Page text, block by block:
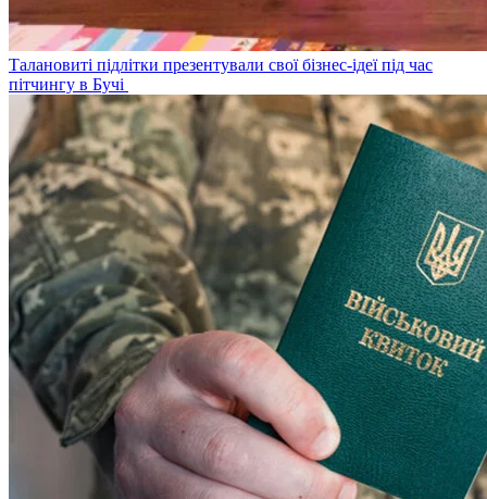
Талановиті підлітки презентували свої бізнес-ідеї під час
пітчингу в Бучі